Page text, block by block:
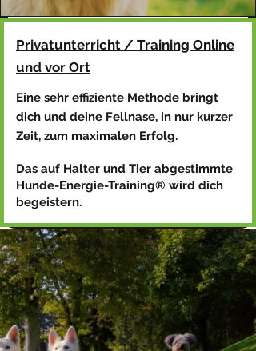
Privatunterricht / Training Online
und vor Ort
Eine sehr effiziente Methode bringt
dich und deine Fellnase, in nur kurzer
Zeit, zum maximalen Erfolg.
Das auf Halter und Tier abgestimmte
Hunde-Energie-Training® wird dich
begeistern.